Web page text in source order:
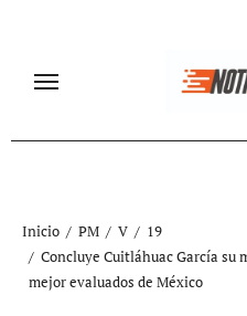
contenido
Inicio PM V
19
Concluye Cuitláhuac García su
mejor evaluados de México